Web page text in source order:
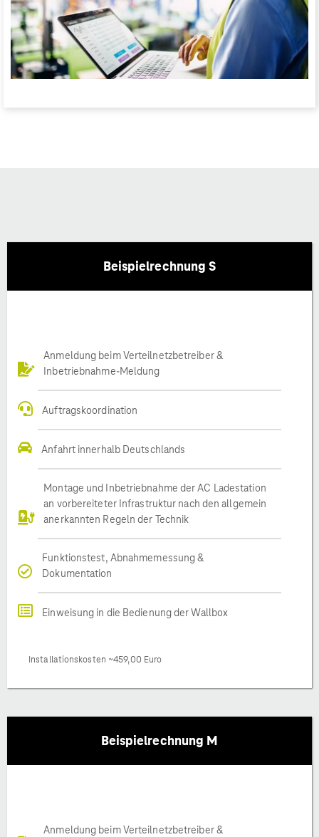
Beispielrechnung S
Anmeldung beim Verteilnetzbetreiber &
Inbetriebnahme-Meldung
Auftragskoordination
Anfahrt innerhalb Deutschlands
Montage und Inbetriebnahme der AC Ladestation
an vorbereiteter Infrastruktur nach den allgemein
anerkannten Regeln der Technik
Funktionstest, Abnahmemessung &
Dokumentation
Einweisung in die Bedienung der Wallbox
Installationskosten ~459,00 Euro
Beispielrechnung M
Anmeldung beim Verteilnetzbetreiber &